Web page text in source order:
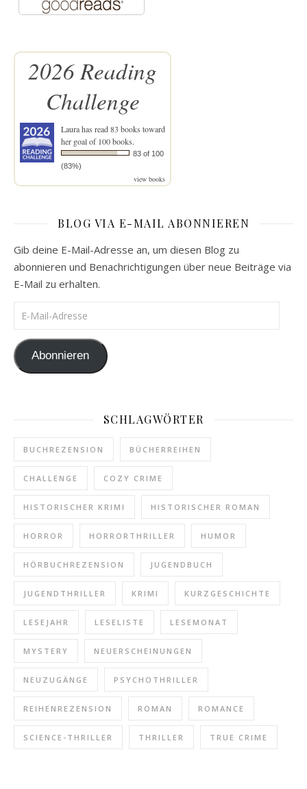
2026 Reading
Challenge
Laurahas read 83 books toward
her goal of 100 books.
83 of 100
(83%)
view books
BLOG VIA E-MAIL ABONNIEREN
Gib deine E-Mail-Adresse an, um diesen Blog zu
abonnieren und Benachrichtigungen über neue Beiträge via
E-Mail zu erhalten.
E-Mail-Adresse
Abonnieren
SCHLAGWÖRTER
BUCHREZENSION BÜCHERREIHEN
CHALLENGE COZY CRIME
HISTORISCHER KRIMI HISTORISCHER ROMAN
HORROR HORRORTHRILLER HUMOR
HÖRBUCHREZENSION JUGENDBUCH
JUGENDTHRILLER KRIMI KURZGESCHICHTE
LESEJAHR LESELISTE LESEMONAT
MYSTERY NEUERSCHEINUNGEN
NEUZUGÄNGE PSYCHOTHRILLER
REIHENREZENSION ROMAN ROMANCE
SCIENCE-THRILLER THRILLER TRUE CRIME